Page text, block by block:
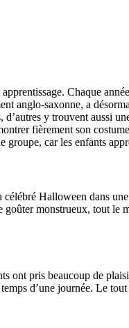
Chaque
anglo-saxonne, a
y trouvent aussi
fièrement son
groupe, car les enfants
Halloween dans
monstrueux, tout le
ont pris beaucoup de
d’une journée. Le